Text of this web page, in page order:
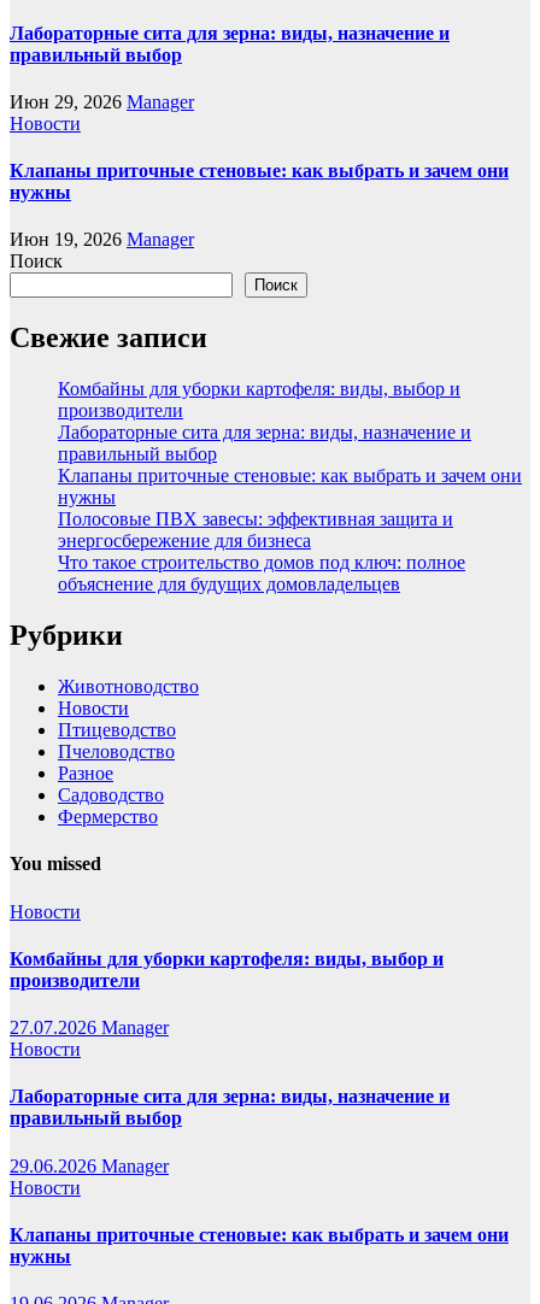
Лабораторные сита для зерна: виды, назначение и
правильный выбор
Июн 29, 2026 Manager
Новости
Клапаны приточные стеновые: как выбрать и зачем они
нужны
Июн 19, 2026 Manager
Поиск
Поиск
Свежие записи
Комбайны для уборки картофеля: виды, выбор и
производители
Лабораторные сита для зерна: виды, назначение и
правильный выбор
Клапаны приточные стеновые: как выбрать и зачем они
нужны
Полосовые ПВХ завесы: эффективная защита и
энергосбережение для бизнеса
Что такое строительство домов под ключ: полное
объяснение для будущих домовладельцев
Рубрики
Животноводство
Новости
Птицеводство
Пчеловодство
Разное
Садоводство
Фермерство
You missed
Новости
Комбайны для уборки картофеля: виды, выбор и
производители
27.07.2026 Manager
Новости
Лабораторные сита для зерна: виды, назначение и
правильный выбор
29.06.2026 Manager
Новости
Клапаны приточные стеновые: как выбрать и зачем они
нужны